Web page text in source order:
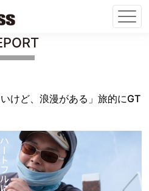
けど、浪漫がある」旅的にGT